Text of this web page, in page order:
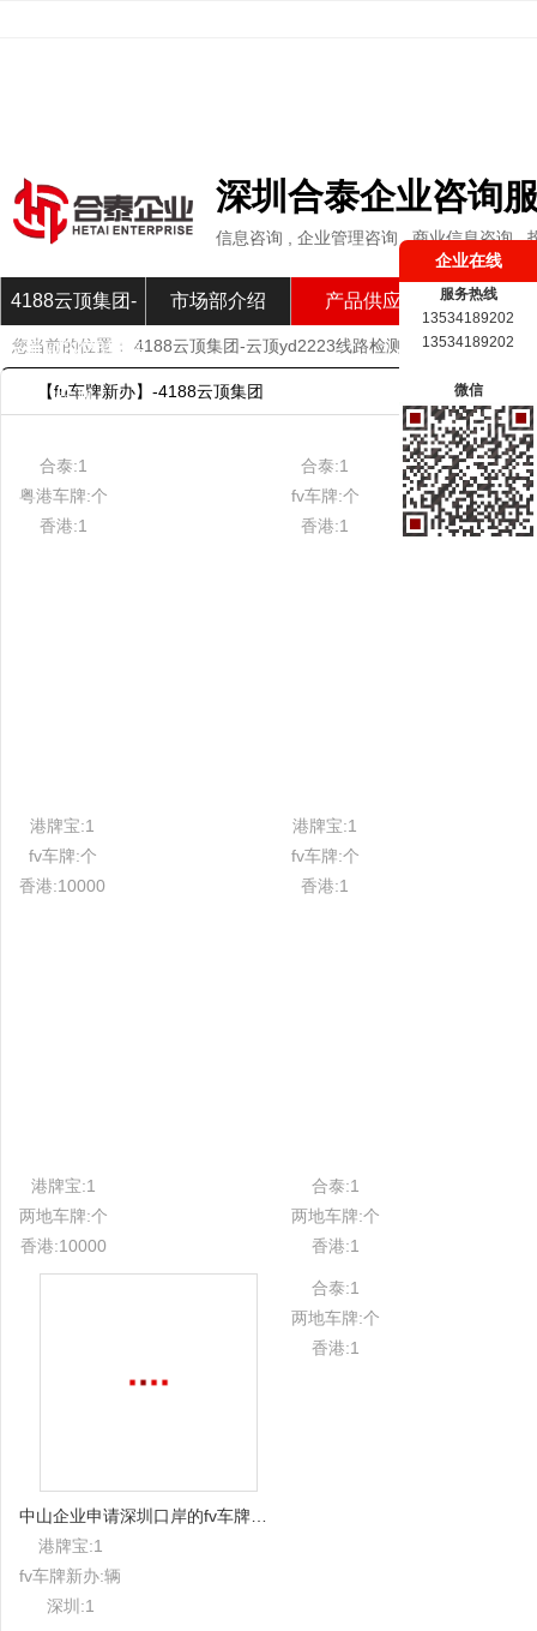
深圳合泰企业咨询
信息咨询 , 企业管理咨询 , 商业信息咨询 ,
4188云顶集团-
云顶yd2223线路
检测
市场部介绍 产品供应 市场部
您当前的位置： 4188云顶集团-云顶yd2223线路检测 产品供应»fu
【fu车牌新办】-4188云顶集团
合泰:1
粤港车牌:个
香港:1
合泰:1
fv车牌:个
香港:1
港牌宝:1
fv车牌:个
香港:10000
港牌宝:1
fv车牌:个
香港:1
港牌宝:1
两地车牌:个
香港:10000
合泰:1
两地车牌:个
香港:1
港牌宝:1
fv车牌新办:辆
深圳:1
合泰:1
两地车牌:个
香港:1
企业在线
服务热线
13534189202
13534189202
微信